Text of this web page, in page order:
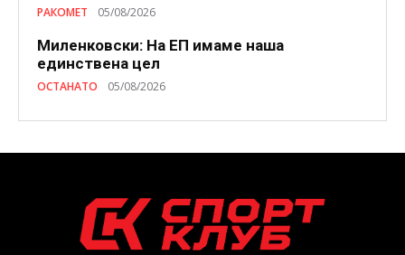
РАКОМЕТ 05/08/2026
Миленковски: На ЕП имаме наша
единствена цел
ОСТАНАТО 05/08/2026